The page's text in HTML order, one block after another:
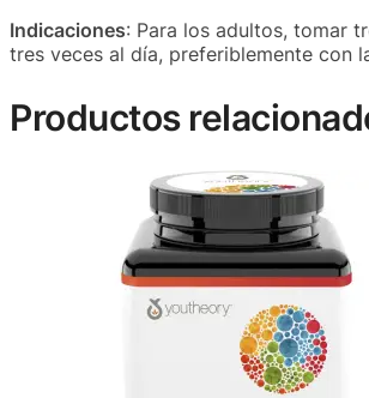
Indicaciones: Para los adultos, tomar
tres veces al día, preferiblemente con
Productos